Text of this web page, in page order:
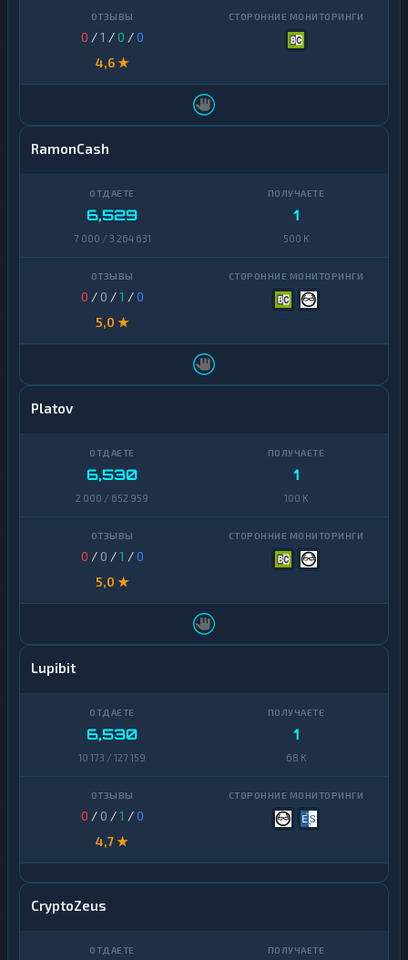
0 /1 /0 /0
4,6 ★
RamonCash
6,529
7 000 / 3 264 631
1
500 K
0 / 0 /1 /0
5,0 ★
Platov
6,530
2 000 / 652 959
1
100 K
0 / 0 /1 /0
5,0 ★
Lupibit
6,530
10 173 / 127 159
1
68 K
0 / 0 /1 /0
4,7 ★
CryptoZeus